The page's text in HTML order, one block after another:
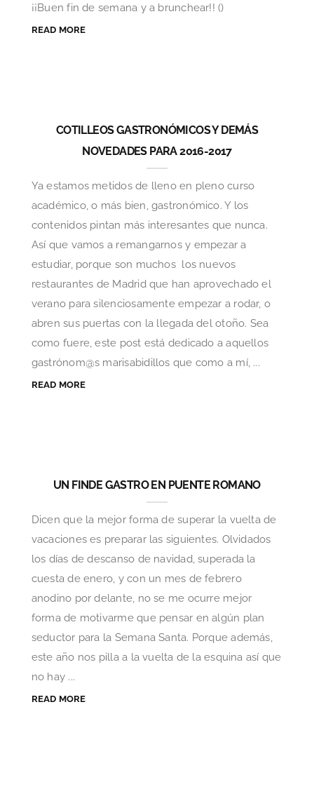
¡¡Buen fin de semana y a brunchear!! ()
READ MORE
COTILLEOS GASTRONÓMICOS Y DEMÁS
NOVEDADES PARA 2016-2017
Ya estamos metidos de lleno en pleno curso
académico, o más bien, gastronómico. Y los
contenidos pintan más interesantes que nunca.
Así que vamos a remangarnos y empezar a
estudiar, porque son muchos los nuevos
restaurantes de Madrid que han aprovechado el
verano para silenciosamente empezar a rodar, o
abren sus puertas con la llegada del otoño. Sea
como fuere, este post está dedicado a aquellos
gastrónom@s marisabidillos que como a mí, ...
READ MORE
UN FINDE GASTRO EN PUENTE ROMANO
Dicen que la mejor forma de superar la vuelta de
vacaciones es preparar las siguientes. Olvidados
los días de descanso de navidad, superada la
cuesta de enero, y con un mes de febrero
anodino por delante, no se me ocurre mejor
forma de motivarme que pensar en algún plan
seductor para la Semana Santa. Porque además,
este año nos pilla a la vuelta de la esquina así que
no hay ...
READ MORE